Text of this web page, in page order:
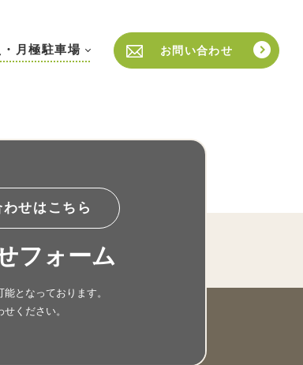
月極駐車場 お問い合わせ
せはこちら
フォーム
となっております。
ください。